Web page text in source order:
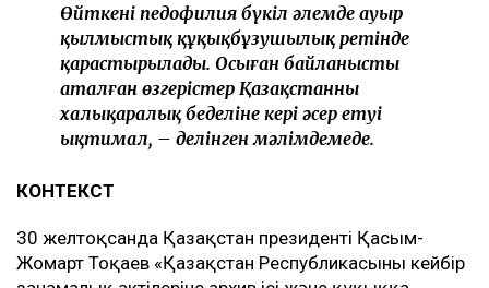
Өйткені педофилия бүкіл әлемде ауыр
қылмыстық құқықбұзушылық ретінде
қарастырылады. Осыған байланысты
аталған өзгерістер Қазақстанның
халықаралық беделіне кері әсер етуі
ықтимал, – делінген мәлімдемеде.
КОНТЕКСТ
30 желтоқсанда Қазақстан президенті Қасым-
Жомарт Тоқаев «Қазақстан Республикасының кейбір